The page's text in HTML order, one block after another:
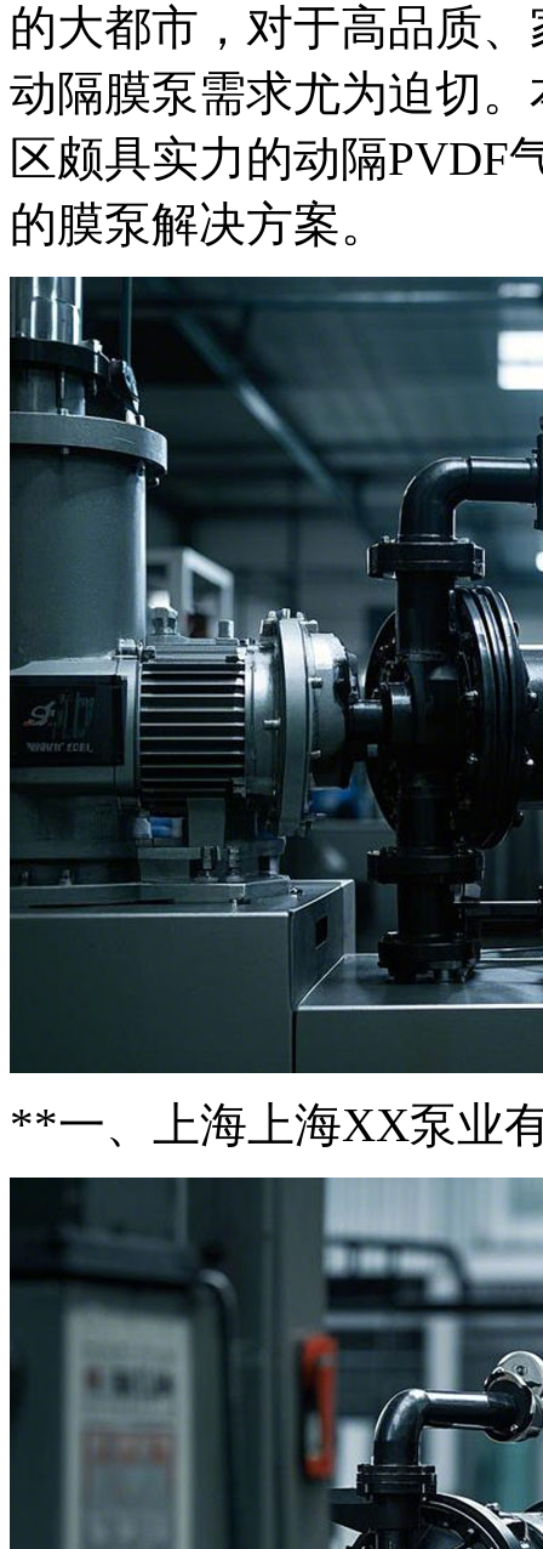
的大都市，对于高品质
动隔膜泵需求尤为迫切
区颇具实力的动隔PVDF
的膜泵解决方案。
**一、上海上海XX泵业